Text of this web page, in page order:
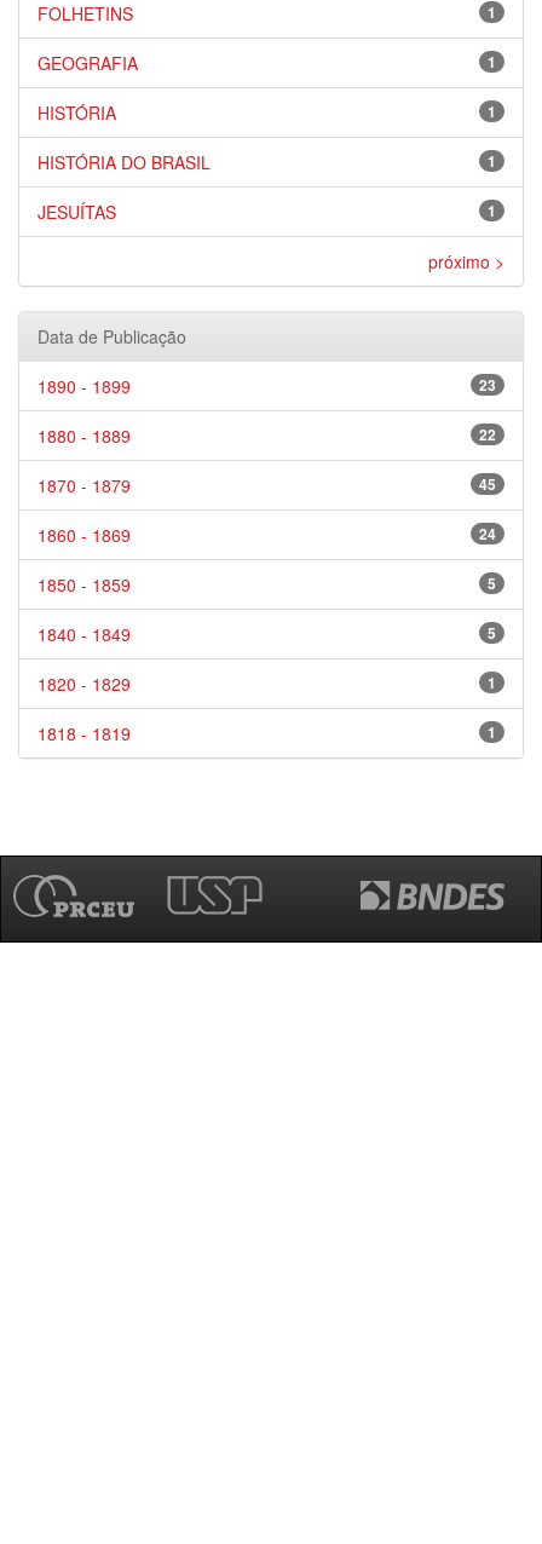
1
FOLHETINS
1
GEOGRAFIA
1
HISTÓRIA
1
HISTÓRIA DO BRASIL
1
JESUÍTAS
próximo >
Data de Publicação
23
1890 - 1899
22
1880 - 1889
45
1870 - 1879
24
1860 - 1869
5
1850 - 1859
5
1840 - 1849
1
1820 - 1829
1
1818 - 1819